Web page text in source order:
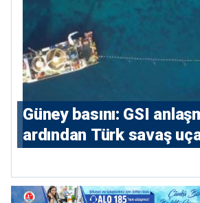
Güney basını: ⁠GSI
ardından Türk savaş